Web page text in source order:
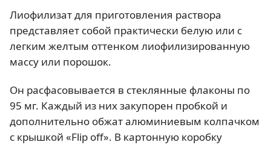
Лиофилизат для приготовления раствора
представляет собой практически белую или с
легким желтым оттенком лиофилизированную
массу или порошок.
Он расфасовывается в стеклянные флаконы по
95 мг. Каждый из них закупорен пробкой и
дополнительно обжат алюминиевым колпачком
с крышкой «Flip off». В картонную коробку